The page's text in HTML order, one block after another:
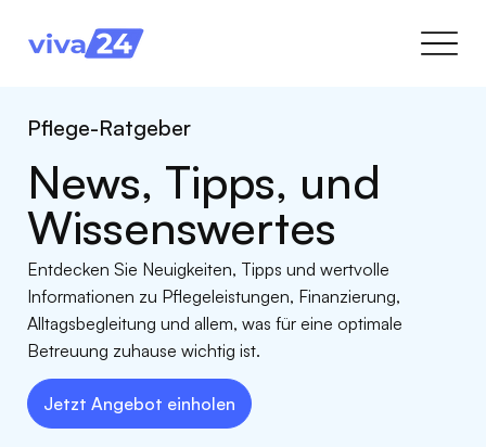
Pflege-Ratgeber
News, Tipps, und
Wissenswertes
Entdecken Sie Neuigkeiten, Tipps und wertvolle
Informationen zu Pflegeleistungen, Finanzierung,
Alltagsbegleitung und allem, was für eine optimale
Betreuung zuhause wichtig ist.
Jetzt Angebot einholen